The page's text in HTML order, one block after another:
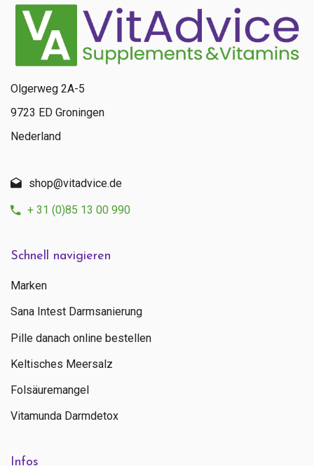
Schnell navigieren
Marken
Sana Intest Darmsanierung
Pille danach online bestellen
Keltisches Meersalz
Folsäuremangel
Vitamunda Darmdetox
Infos
Olgerweg 2A-5
9723 ED Groningen
Nederland
shop@vitadvice.de
+ 31 (0)85 13 00 990